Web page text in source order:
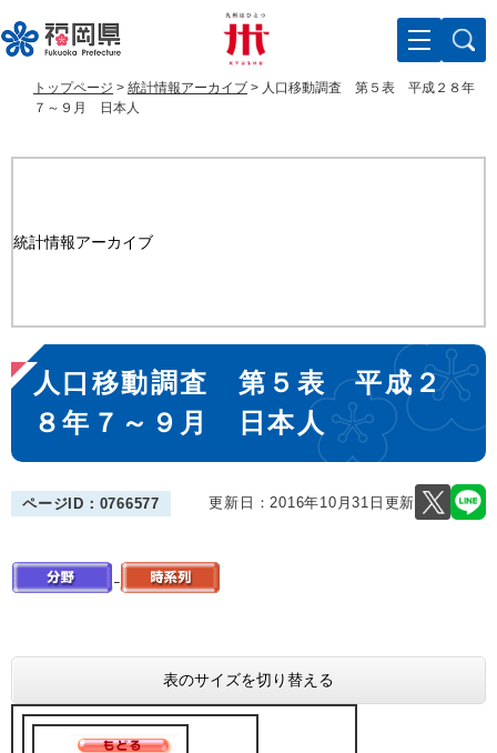
ー
ジ
ニ
ュ
文
トップページ > 統計情報アーカイブ > 人口移動調査 第５表 平成２８年
７～９月 日本人
統計情報アーカイブ
本
文
人口移動調査 第５表 平成２
８年７～９月 日本人
ページID：0766577 更新日：2016年10月31日更新
表のサイズを切り替える